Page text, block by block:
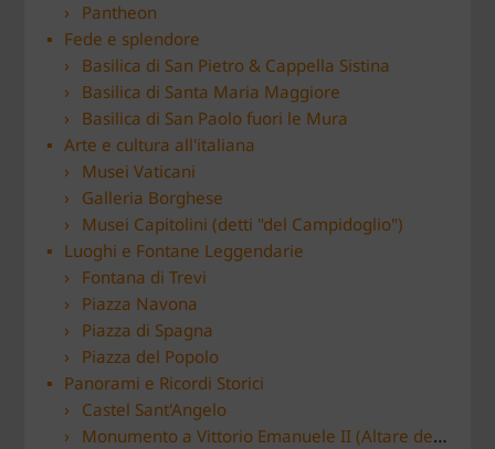
Pantheon
Fede e splendore
Basilica di San Pietro & Cappella Sistina
Basilica di Santa Maria Maggiore
Basilica di San Paolo fuori le Mura
Arte e cultura all'italiana
Musei Vaticani
Galleria Borghese
Musei Capitolini (detti "del Campidoglio")
Luoghi e Fontane Leggendarie
Fontana di Trevi
Piazza Navona
Piazza di Spagna
Piazza del Popolo
Panorami e Ricordi Storici
Castel Sant'Angelo
Monumento a Vittorio Emanuele II (Altare della Patria)